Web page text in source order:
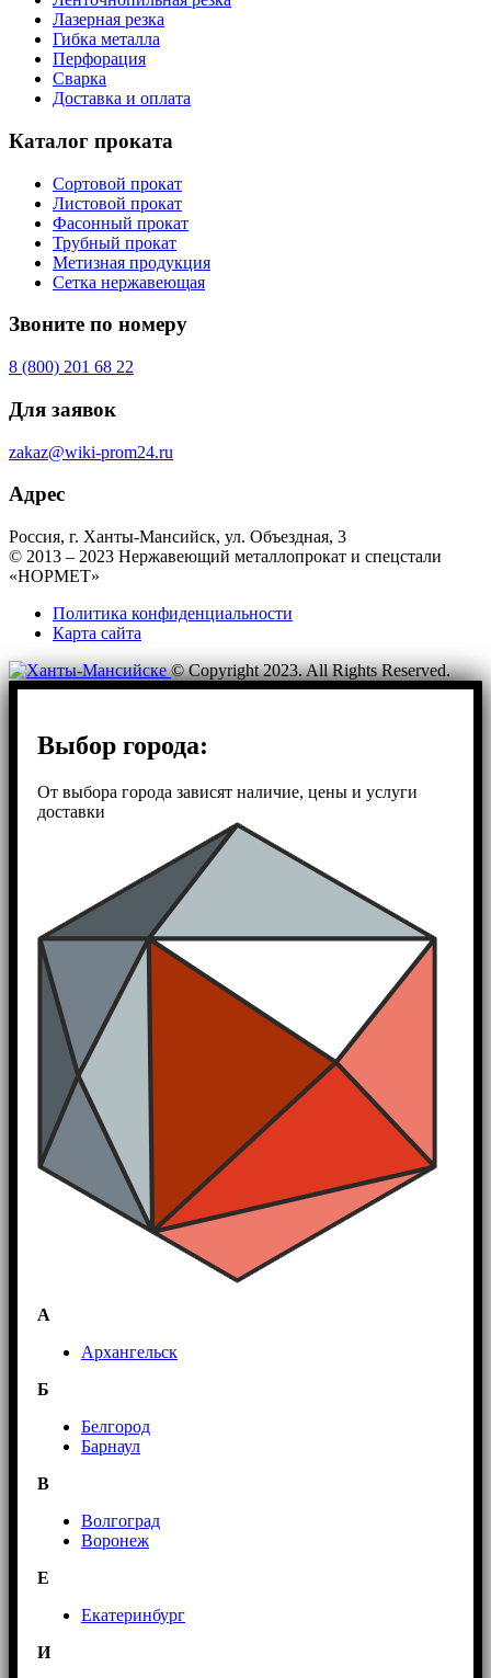
Лазерная резка
Гибка металла
Перфорация
Сварка
Доставка и оплата
Каталог проката
Сортовой прокат
Листовой прокат
Фасонный прокат
Трубный прокат
Метизная продукция
Сетка нержавеющая
Звоните по номеру
8 (800) 201 68 22
Для заявок
zakaz@wiki-prom24.ru
Адрес
Россия, г. Ханты-Мансийск, ул. Объездная, 3
© 2013 – 2023 Нержавеющий металлопрокат и спецстали
«НОРМЕТ»
Политика конфиденциальности
Карта сайта
© Copyright 2023. All Rights Reserved.
Выбор города:
От выбора города зависят наличие, цены и услуги
доставки
А
Архангельск
Б
Белгород
Барнаул
В
Волгоград
Воронеж
E
Екатеринбург
И